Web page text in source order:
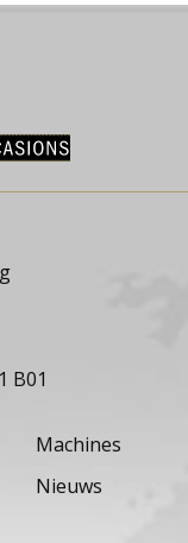
B01
Machines
Nieuws